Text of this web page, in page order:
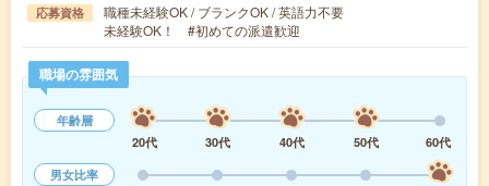
応募資格
職種未経験OK / ブランクOK / 英語力不要
未経験OK！ #初めての派遣歓迎
職場の雰囲気
年齢層
20代
30代 40代 50代
60代
男女比率